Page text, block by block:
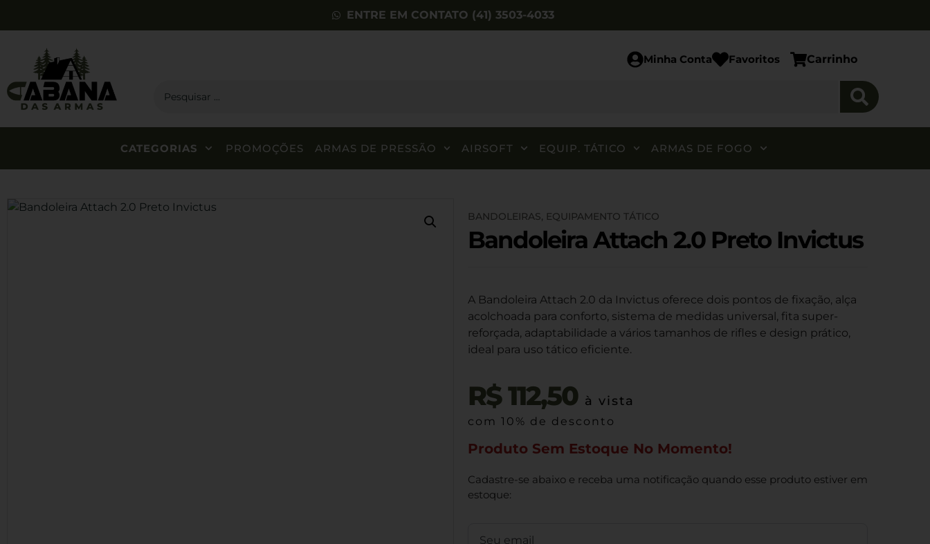
ENTRE EM CONTATO (41) 3503-4033
Minha Conta Favoritos Carrinho
CATEGORIAS PROMOÇÕES ARMAS DE PRESSÃO AIRSOFT EQUIP. TÁTICO ARMAS DE FOGO
BANDOLEIRAS, EQUIPAMENTO TÁTICO
Bandoleira Attach 2.0 Preto Invictus
A Bandoleira Attach 2.0 da Invictus oferece dois pontos de fixação, alça
acolchoada para conforto, sistema de medidas universal, fita super-
reforçada, adaptabilidade a vários tamanhos de rifles e design prático,
ideal para uso tático eficiente.
R$112,50 à vista
com 10% de desconto
Produto Sem Estoque No Momento!
Cadastre-se abaixo e receba uma notificação quando esse produto estiver em
estoque: